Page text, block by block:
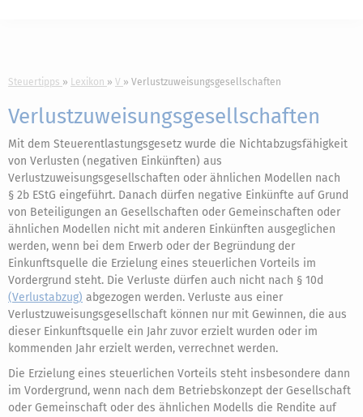
Steuertipps Lexikon V Verlustzuweisungsgesellschaften
Verlustzuweisungsgesellschaften
Mit dem Steuerentlastungsgesetz wurde die Nichtabzugsfähigkeit
von Verlusten (negativen Einkünften) aus
Verlustzuweisungsgesellschaften oder ähnlichen Modellen nach
§ 2b EStG eingeführt. Danach dürfen negative Einkünfte auf Grund
von Beteiligungen an Gesellschaften oder Gemeinschaften oder
ähnlichen Modellen nicht mit anderen Einkünften ausgeglichen
werden, wenn bei dem Erwerb oder der Begründung der
Einkunftsquelle die Erzielung eines steuerlichen Vorteils im
Vordergrund steht. Die Verluste dürfen auch nicht nach § 10d
(Verlustabzug) abgezogen werden. Verluste aus einer
Verlustzuweisungsgesellschaft können nur mit Gewinnen, die aus
dieser Einkunftsquelle ein Jahr zuvor erzielt wurden oder im
kommenden Jahr erzielt werden, verrechnet werden.
Die Erzielung eines steuerlichen Vorteils steht insbesondere dann
im Vordergrund, wenn nach dem Betriebskonzept der Gesellschaft
oder Gemeinschaft oder des ähnlichen Modells die Rendite auf